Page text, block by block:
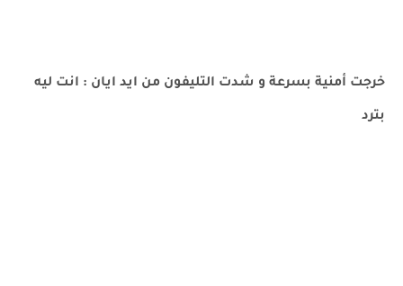
خرجت أمنية بسرعة و شدت التليفون من ايد ايان : انت ليه
بترد